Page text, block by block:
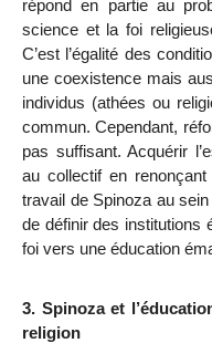
répond en partie au
science et la foi
C’est l’égalité des
une coexistence mais
individus (athées ou
commun. Cependant,
pas suffisant. Acquérir
au collectif en
travail de Spinoza au
de définir des institutions
foi vers une éducation
3. Spinoza et
religion